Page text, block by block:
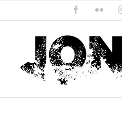
content
FacebookFlickr